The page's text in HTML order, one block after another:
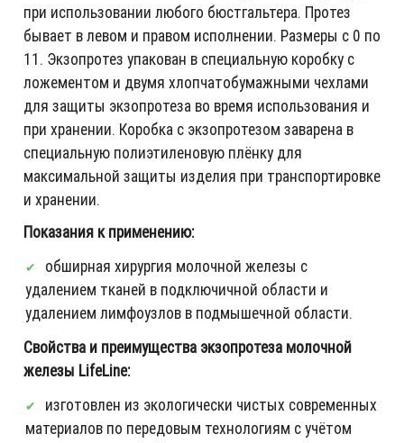
при использовании любого бюстгальтера. Протез
бывает в левом и правом исполнении. Размеры с 0 по
11. Экзопротез упакован в специальную коробку с
ложементом и двумя хлопчатобумажными чехлами
для защиты экзопротеза во время использования и
при хранении. Коробка с экзопротезом заварена в
специальную полиэтиленовую плёнку для
максимальной защиты изделия при транспортировке
и хранении.
Показания к применению:
обширная хирургия молочной железы с
удалением тканей в подключичной области и
удалением лимфоузлов в подмышечной области.
Свойства и преимущества экзопротеза молочной
железы LifeLine:
изготовлен из экологически чистых современных
материалов по передовым технологиям с учётом